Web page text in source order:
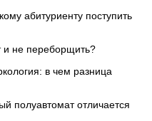
абитуриенту поступить
и не переборщить?
в чем разница
полуавтомат отличается